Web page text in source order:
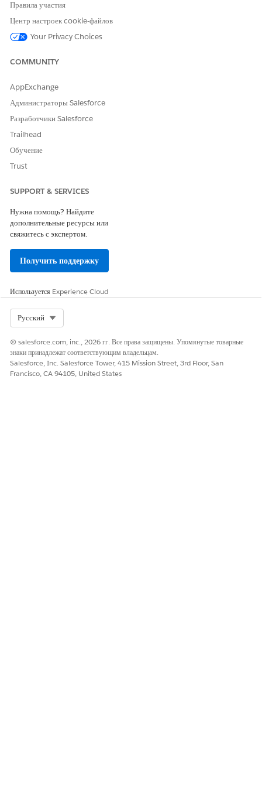
ЭТА СТАТЬЯ РЕШИЛА ВАШУ ПРОБЛЕМУ?
Правила участия
Центр настроек cookie-файлов
Your Privacy Choices
COMMUNITY
AppExchange
Администраторы Salesforce
Разработчики Salesforce
Trailhead
Обучение
Trust
SUPPORT & SERVICES
Нужна помощь? Найдите
дополнительные ресурсы или
свяжитесь с экспертом.
Получить поддержку
Используется Experience Cloud
Русский
© salesforce.com, inc., 2026 гг. Все права защищены. Упомянутые товарные
знаки принадлежат соответствующим владельцам.
Salesforce, Inc. Salesforce Tower, 415 Mission Street, 3rd Floor, San
Francisco, CA 94105, United States